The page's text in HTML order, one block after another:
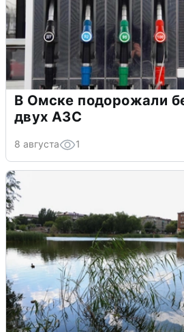
В Омске подорожали
двух АЗС
8 августа 1